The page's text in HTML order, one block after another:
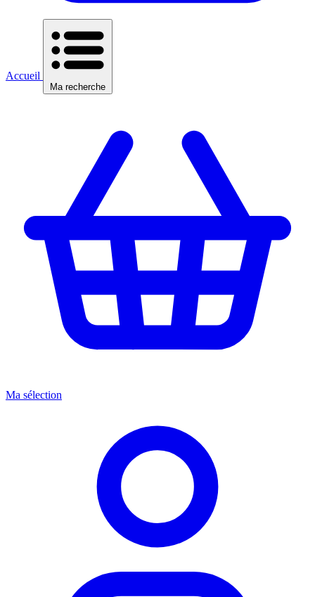
Accueil
Ma recherche
Ma sélection